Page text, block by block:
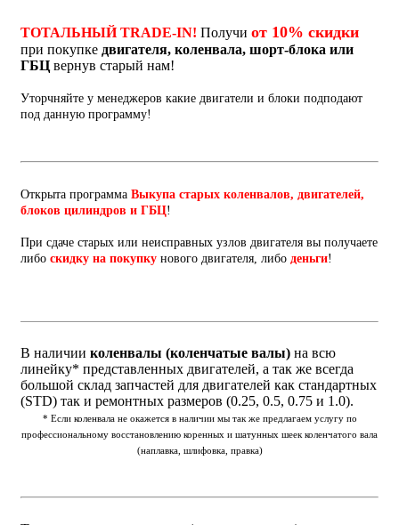
ТОТАЛЬНЫЙ TRADE-IN! Получи от 10% скидки
при покупке двигателя, коленвала, шорт-блока или
ГБЦ вернув старый нам!
Уторчняйте у менеджеров какие двигатели и блоки подподают
под данную программу!
Открыта программа Выкупа старых коленвалов, двигателей,
блоков цилиндров и ГБЦ!
При сдаче старых или неисправных узлов двигателя вы получаете
либо скидку на покупку нового двигателя, либо деньги!
В наличии коленвалы (коленчатые валы) на всю
линейку* представленных двигателей, а так же всегда
большой склад запчастей для двигателей как стандартных
(STD) так и ремонтных размеров (0.25, 0.5, 0.75 и 1.0).
* Если коленвала не окажется в наличии мы так же предлагаем услугу по
профессиональному восстановлению коренных и шатунных шеек коленчатого вала
(наплавка, шлифовка, правка)